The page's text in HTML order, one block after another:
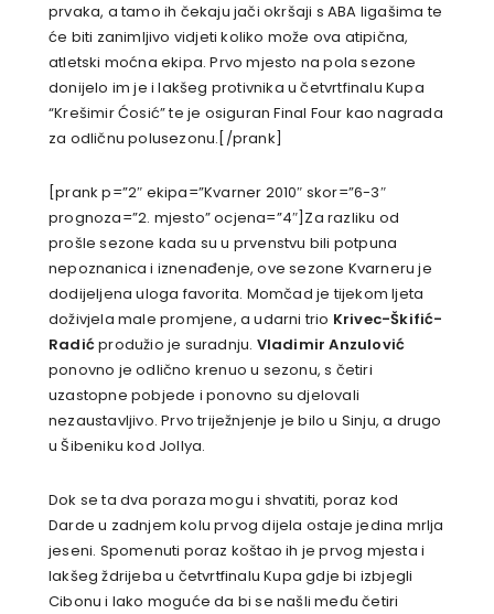
prvaka, a tamo ih čekaju jači okršaji s ABA ligašima te
će biti zanimljivo vidjeti koliko može ova atipična,
atletski moćna ekipa. Prvo mjesto na pola sezone
donijelo im je i lakšeg protivnika u četvrtfinalu Kupa
“Krešimir Ćosić” te je osiguran Final Four kao nagrada
za odličnu polusezonu.[/prank]
[prank p=”2″ ekipa=”Kvarner 2010″ skor=”6-3″
prognoza=”2. mjesto” ocjena=”4″]Za razliku od
prošle sezone kada su u prvenstvu bili potpuna
nepoznanica i iznenađenje, ove sezone Kvarneru je
dodijeljena uloga favorita. Momčad je tijekom ljeta
doživjela male promjene, a udarni trio Krivec-Škifić-
Radićprodužio je suradnju. Vladimir Anzulović
ponovno je odlično krenuo u sezonu, s četiri
uzastopne pobjede i ponovno su djelovali
nezaustavljivo. Prvo triježnjenje je bilo u Sinju, a drugo
u Šibeniku kod Jollya.
Dok se ta dva poraza mogu i shvatiti, poraz kod
Darde u zadnjem kolu prvog dijela ostaje jedina mrlja
jeseni. Spomenuti poraz koštao ih je prvog mjesta i
lakšeg ždrijeba u četvrtfinalu Kupa gdje bi izbjegli
Cibonu i lako moguće da bi se našli među četiri